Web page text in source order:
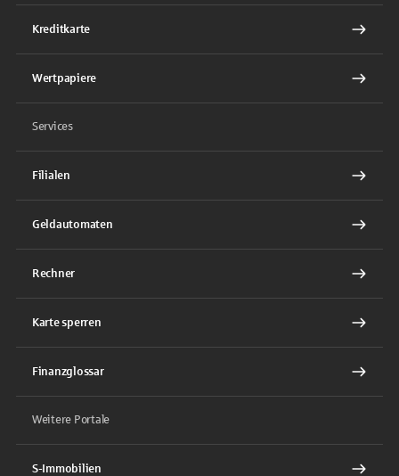
Kreditkarte
Wertpapiere
Services
Filialen
Geldautomaten
Rechner
Karte sperren
Finanzglossar
Weitere Portale
S-Immobilien